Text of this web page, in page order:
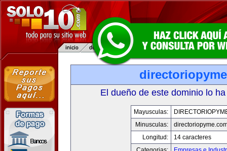
El dueño de este dominio lo
Mayusculas:
Minusculas:
Longitud:
14 caracteres